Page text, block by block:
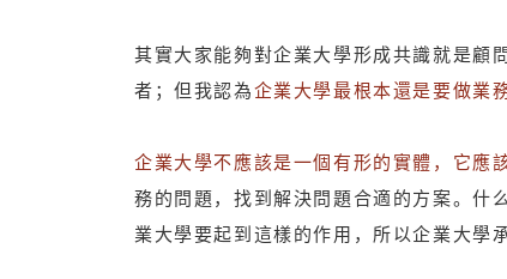
其實大家能夠對企業大學形成共識就是顧
者；但我認為企業大學最根本還是要做業
企業大學不應該是一個有形的實體，它應
務的問題，找到解決問題合適的方案。什
業大學要起到這樣的作用，所以企業大學